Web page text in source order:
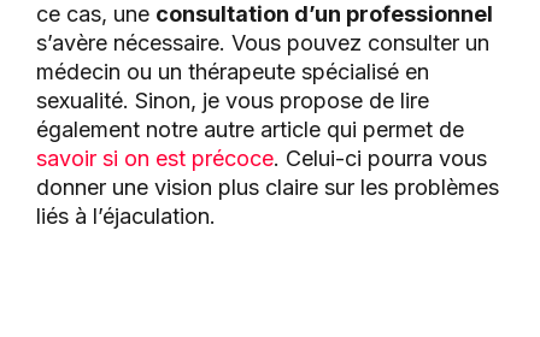
ce cas, une consultation d’un professionnel
s’avère nécessaire. Vous pouvez consulter un
médecin ou un thérapeute spécialisé en
sexualité. Sinon, je vous propose de lire
également notre autre article qui permet de
savoir si on est précoce. Celui-ci pourra vous
donner une vision plus claire sur les problèmes
liés à l’éjaculation.